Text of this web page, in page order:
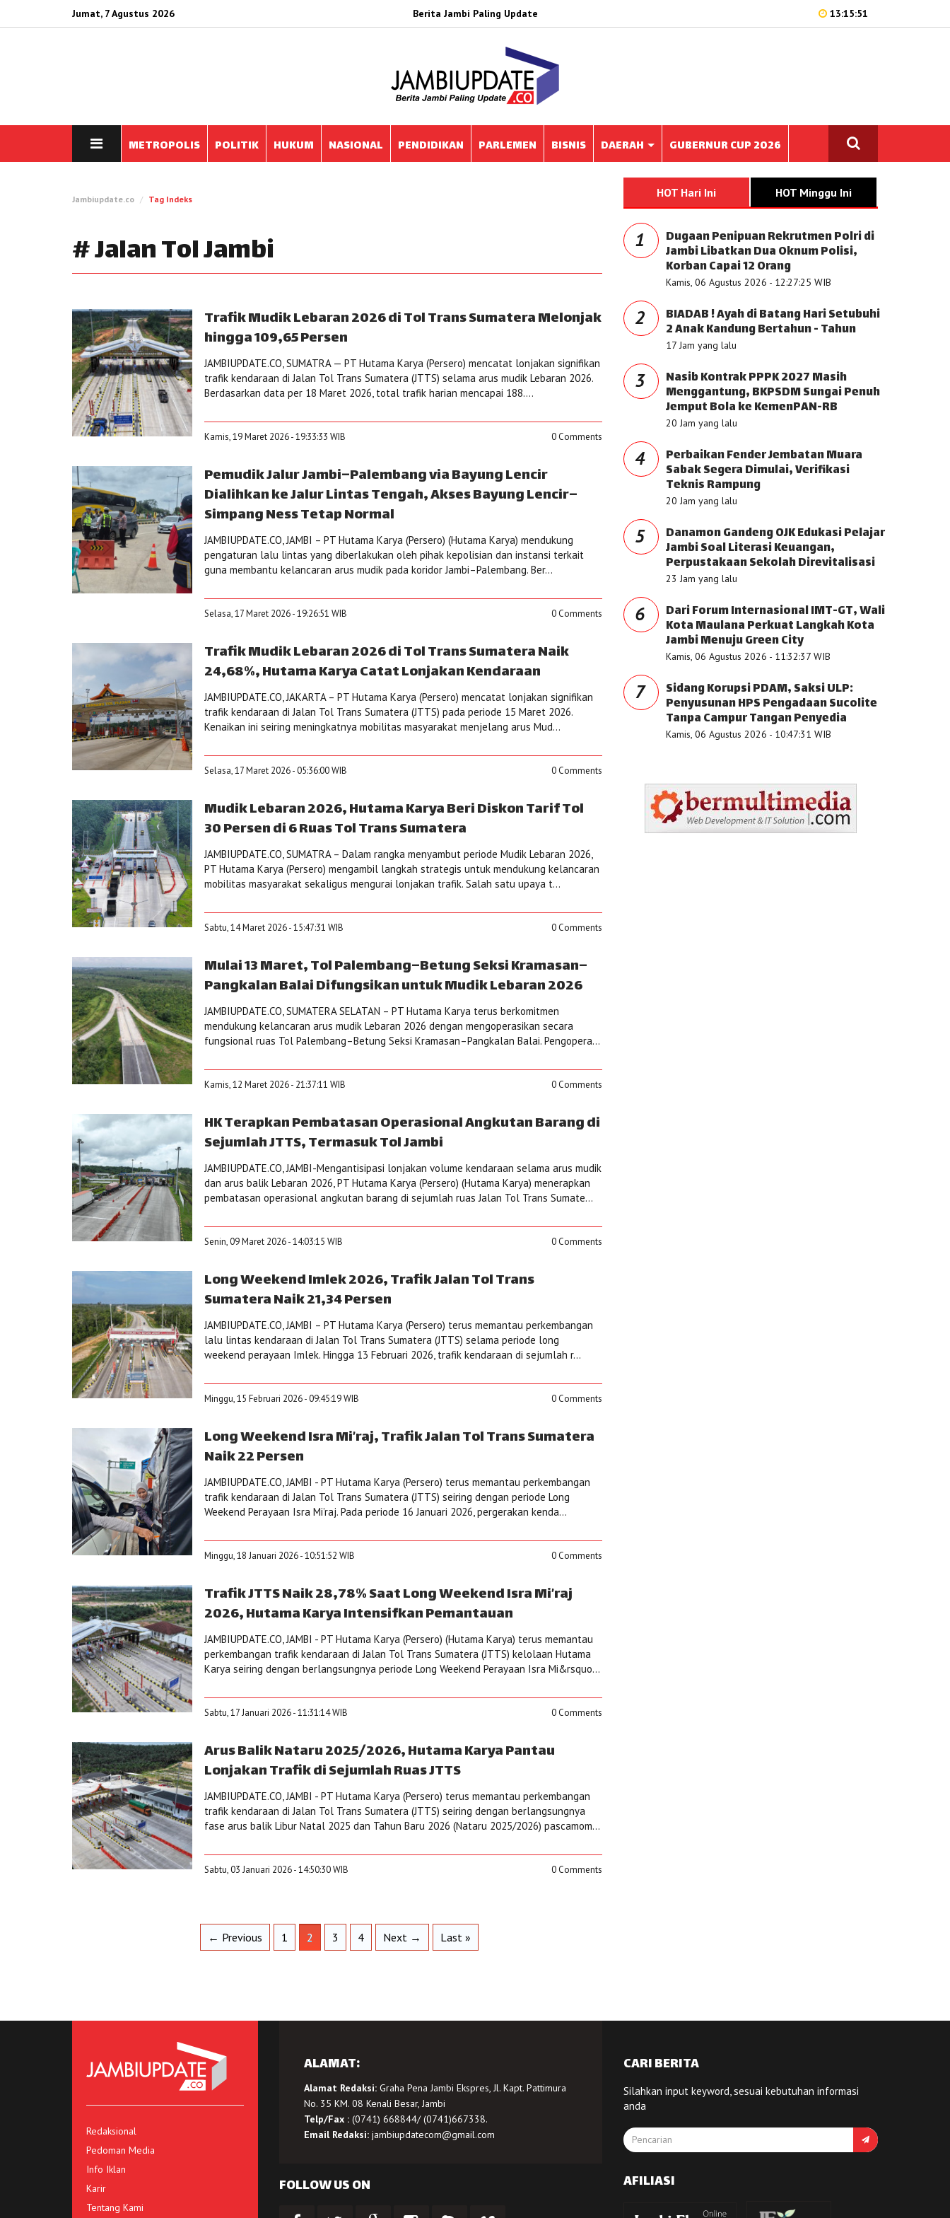
Jumat, 7 Agustus 2026 Berita Jambi Paling Update 13:15:51
METROPOLIS POLITIK HUKUM NASIONAL PENDIDIKAN PARLEMEN BISNIS DAERAH GUBERNUR CUP 2026
Jambiupdate.co Tag Indeks
# Jalan Tol Jambi
Trafik Mudik Lebaran 2026 di Tol Trans Sumatera Melonjak
hingga 109,65 Persen
JAMBIUPDATE.CO, SUMATRA — PT Hutama Karya (Persero) mencatat lonjakan signifikan
trafik kendaraan di Jalan Tol Trans Sumatera (JTTS) selama arus mudik Lebaran 2026.
Berdasarkan data per 18 Maret 2026, total trafik harian mencapai 188....
Kamis, 19 Maret 2026 - 19:33:33 WIB 0 Comments
Pemudik Jalur Jambi–Palembang via Bayung Lencir
Dialihkan ke Jalur Lintas Tengah, Akses Bayung Lencir–
Simpang Ness Tetap Normal
JAMBIUPDATE.CO, JAMBI – PT Hutama Karya (Persero) (Hutama Karya) mendukung
pengaturan lalu lintas yang diberlakukan oleh pihak kepolisian dan instansi terkait
guna membantu kelancaran arus mudik pada koridor Jambi–Palembang. Ber...
Selasa, 17 Maret 2026 - 19:26:51 WIB 0 Comments
Trafik Mudik Lebaran 2026 di Tol Trans Sumatera Naik
24,68%, Hutama Karya Catat Lonjakan Kendaraan
JAMBIUPDATE.CO, JAKARTA – PT Hutama Karya (Persero) mencatat lonjakan signifikan
trafik kendaraan di Jalan Tol Trans Sumatera (JTTS) pada periode 15 Maret 2026.
Kenaikan ini seiring meningkatnya mobilitas masyarakat menjelang arus Mud...
Selasa, 17 Maret 2026 - 05:36:00 WIB 0 Comments
Mudik Lebaran 2026, Hutama Karya Beri Diskon Tarif Tol
30 Persen di 6 Ruas Tol Trans Sumatera
JAMBIUPDATE.CO, SUMATRA – Dalam rangka menyambut periode Mudik Lebaran 2026,
PT Hutama Karya (Persero) mengambil langkah strategis untuk mendukung kelancaran
mobilitas masyarakat sekaligus mengurai lonjakan trafik. Salah satu upaya t...
Sabtu, 14 Maret 2026 - 15:47:31 WIB 0 Comments
Mulai 13 Maret, Tol Palembang–Betung Seksi Kramasan–
Pangkalan Balai Difungsikan untuk Mudik Lebaran 2026
JAMBIUPDATE.CO, SUMATERA SELATAN – PT Hutama Karya terus berkomitmen
mendukung kelancaran arus mudik Lebaran 2026 dengan mengoperasikan secara
fungsional ruas Tol Palembang–Betung Seksi Kramasan–Pangkalan Balai. Pengopera...
Kamis, 12 Maret 2026 - 21:37:11 WIB 0 Comments
HK Terapkan Pembatasan Operasional Angkutan Barang di
Sejumlah JTTS, Termasuk Tol Jambi
JAMBIUPDATE.CO, JAMBI-Mengantisipasi lonjakan volume kendaraan selama arus mudik
dan arus balik Lebaran 2026, PT Hutama Karya (Persero) (Hutama Karya) menerapkan
pembatasan operasional angkutan barang di sejumlah ruas Jalan Tol Trans Sumate...
Senin, 09 Maret 2026 - 14:03:15 WIB 0 Comments
Long Weekend Imlek 2026, Trafik Jalan Tol Trans
Sumatera Naik 21,34 Persen
JAMBIUPDATE.CO, JAMBI – PT Hutama Karya (Persero) terus memantau perkembangan
lalu lintas kendaraan di Jalan Tol Trans Sumatera (JTTS) selama periode long
weekend perayaan Imlek. Hingga 13 Februari 2026, trafik kendaraan di sejumlah r...
Minggu, 15 Februari 2026 - 09:45:19 WIB 0 Comments
Long Weekend Isra Mi’raj, Trafik Jalan Tol Trans Sumatera
Naik 22 Persen
JAMBIUPDATE.CO, JAMBI - PT Hutama Karya (Persero) terus memantau perkembangan
trafik kendaraan di Jalan Tol Trans Sumatera (JTTS) seiring dengan periode Long
Weekend Perayaan Isra Mi’raj. Pada periode 16 Januari 2026, pergerakan kenda...
Minggu, 18 Januari 2026 - 10:51:52 WIB 0 Comments
Trafik JTTS Naik 28,78% Saat Long Weekend Isra Mi’raj
2026, Hutama Karya Intensifkan Pemantauan
JAMBIUPDATE.CO, JAMBI - PT Hutama Karya (Persero) (Hutama Karya) terus memantau
perkembangan trafik kendaraan di Jalan Tol Trans Sumatera (JTTS) kelolaan Hutama
Karya seiring dengan berlangsungnya periode Long Weekend Perayaan Isra Mi&rsquo...
Sabtu, 17 Januari 2026 - 11:31:14 WIB 0 Comments
Arus Balik Nataru 2025/2026, Hutama Karya Pantau
Lonjakan Trafik di Sejumlah Ruas JTTS
JAMBIUPDATE.CO, JAMBI - PT Hutama Karya (Persero) terus memantau perkembangan
trafik kendaraan di Jalan Tol Trans Sumatera (JTTS) seiring dengan berlangsungnya
fase arus balik Libur Natal 2025 dan Tahun Baru 2026 (Nataru 2025/2026) pascamom...
Sabtu, 03 Januari 2026 - 14:50:30 WIB 0 Comments
← Previous 1 2 3 4 Next → Last »
HOT Hari Ini HOT Minggu Ini
1 Dugaan Penipuan Rekrutmen Polri di
Jambi Libatkan Dua Oknum Polisi,
Korban Capai 12 Orang
Kamis, 06 Agustus 2026 - 12:27:25 WIB
2 BIADAB ! Ayah di Batang Hari Setubuhi
2 Anak Kandung Bertahun - Tahun
17 Jam yang lalu
3 Nasib Kontrak PPPK 2027 Masih
Menggantung, BKPSDM Sungai Penuh
Jemput Bola ke KemenPAN-RB
20 Jam yang lalu
4 Perbaikan Fender Jembatan Muara
Sabak Segera Dimulai, Verifikasi
Teknis Rampung
20 Jam yang lalu
5 Danamon Gandeng OJK Edukasi Pelajar
Jambi Soal Literasi Keuangan,
Perpustakaan Sekolah Direvitalisasi
23 Jam yang lalu
6 Dari Forum Internasional IMT-GT, Wali
Kota Maulana Perkuat Langkah Kota
Jambi Menuju Green City
Kamis, 06 Agustus 2026 - 11:32:37 WIB
7 Sidang Korupsi PDAM, Saksi ULP:
Penyusunan HPS Pengadaan Sucolite
Tanpa Campur Tangan Penyedia
Kamis, 06 Agustus 2026 - 10:47:31 WIB
Redaksional
Pedoman Media
Info Iklan
Karir
Tentang Kami
ALAMAT:
Alamat Redaksi:Graha Pena Jambi Ekspres, Jl. Kapt. Pattimura
No. 35 KM. 08 Kenali Besar, Jambi
Telp/Fax :(0741) 668844/ (0741)667338.
Email Redaksi: jambiupdatecom@gmail.com
FOLLOW US ON
CARI BERITA
Silahkan input keyword, sesuai kebutuhan informasi
anda
AFILIASI